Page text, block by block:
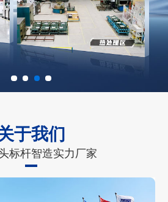
于我们
标杆智造实力厂家